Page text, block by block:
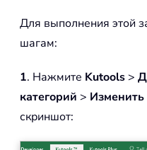
Для выполнения этой
шагам:
1. Нажмите Kutools >
категорий >
скриншот: